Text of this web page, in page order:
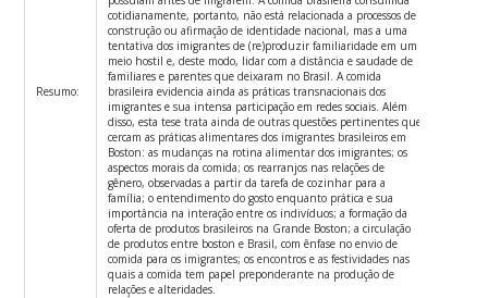
Resumo:
cotidianamente, portanto, não está relacionada a processos de
construção ou afirmação de identidade nacional, mas a uma
tentativa dos imigrantes de (re)produzir familiaridade em um
meio hostil e, deste modo, lidar com a distância e saudade de
familiares e parentes que deixaram no Brasil. A comida
brasileira evidencia ainda as práticas transnacionais dos
imigrantes e sua intensa participação em redes sociais. Além
disso, esta tese trata ainda de outras questões pertinentes que
cercam as práticas alimentares dos imigrantes brasileiros em
Boston: as mudanças na rotina alimentar dos imigrantes; os
aspectos morais da comida; os rearranjos nas relações de
gênero, observadas a partir da tarefa de cozinhar para a
família; o entendimento do gosto enquanto prática e sua
importância na interação entre os indivíduos; a formação da
oferta de produtos brasileiros na Grande Boston; a circulação
de produtos entre boston e Brasil, com ênfase no envio de
comida para os imigrantes; os encontros e as festividades nas
quais a comida tem papel preponderante na produção de
relações e alteridades.